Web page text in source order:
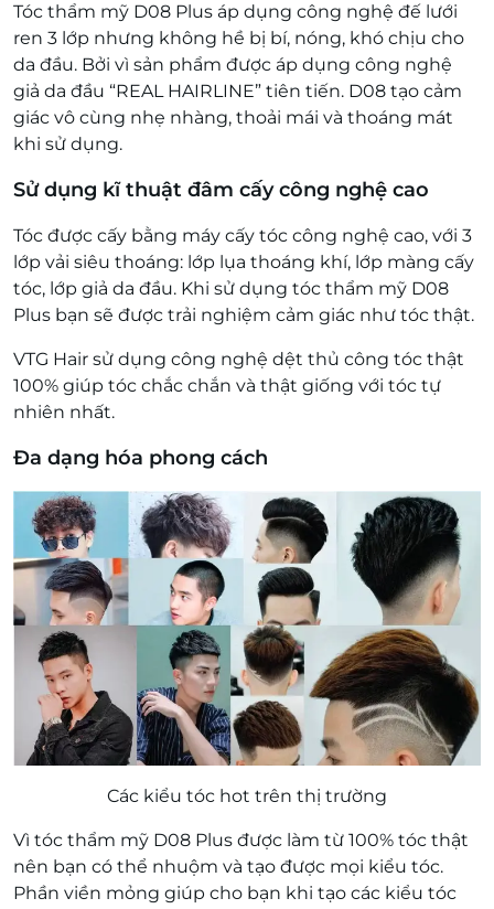
Tóc thẩm mỹ D08 Plus áp dụng công nghệ đế lưới
ren 3 lớp nhưng không hề bị bí, nóng, khó chịu cho
da đầu. Bởi vì sản phẩm được áp dụng công nghệ
giả da đầu “REAL HAIRLINE” tiên tiến. D08 tạo cảm
giác vô cùng nhẹ nhàng, thoải mái và thoáng mát
khi sử dụng.
Sử dụng kĩ thuật đâm cấy công nghệ cao
Tóc được cấy bằng máy cấy tóc công nghệ cao, với 3
lớp vải siêu thoáng: lớp lụa thoáng khí, lớp màng cấy
tóc, lớp giả da đầu. Khi sử dụng tóc thẩm mỹ D08
Plus bạn sẽ được trải nghiệm cảm giác như tóc thật.
VTG Hair sử dụng công nghệ dệt thủ công tóc thật
100% giúp tóc chắc chắn và thật giống với tóc tự
nhiên nhất.
Đa dạng hóa phong cách
Các kiểu tóc hot trên thị trường
Vì tóc thẩm mỹ D08 Plus được làm từ 100% tóc thật
nên bạn có thể nhuộm và tạo được mọi kiểu tóc.
Phần viền mỏng giúp cho bạn khi tạo các kiểu tóc